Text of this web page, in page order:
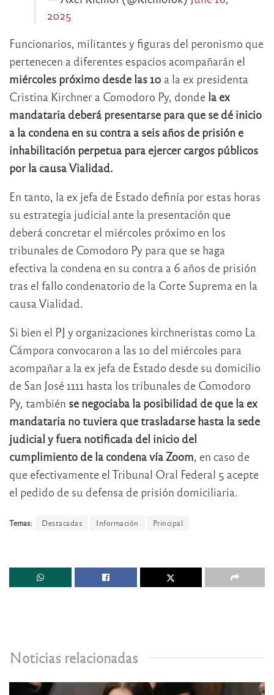
2025
Funcionarios, militantes y figuras del peronismo que
pertenecen a diferentes espacios acompañarán el
miércoles próximo desde las 10 a la ex presidenta
Cristina Kirchner a Comodoro Py, donde la ex
mandataria deberá presentarse para que se dé inicio
a la condena en su contra a seis años de prisión e
inhabilitación perpetua para ejercer cargos públicos
por la causa Vialidad.
En tanto, la ex jefa de Estado definía por estas horas
su estrategia judicial ante la presentación que
deberá concretar el miércoles próximo en los
tribunales de Comodoro Py para que se haga
efectiva la condena en su contra a 6 años de prisión
tras el fallo condenatorio de la Corte Suprema en la
causa Vialidad.
Si bien el PJ y organizaciones kirchneristas como La
Cámpora convocaron a las 10 del miércoles para
acompañar a la ex jefa de Estado desde su domicilio
de San José 1111 hasta los tribunales de Comodoro
Py, también se negociaba la posibilidad de que la ex
mandataria no tuviera que trasladarse hasta la sede
judicial y fuera notificada del inicio del
cumplimiento de la condena vía Zoom, en caso de
que efectivamente el Tribunal Oral Federal 5 acepte
el pedido de su defensa de prisión domiciliaria.
Temas: Destacadas Información Principal
Noticias relacionadas